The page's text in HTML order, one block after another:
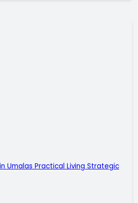
Umalas Practical Living Strategic